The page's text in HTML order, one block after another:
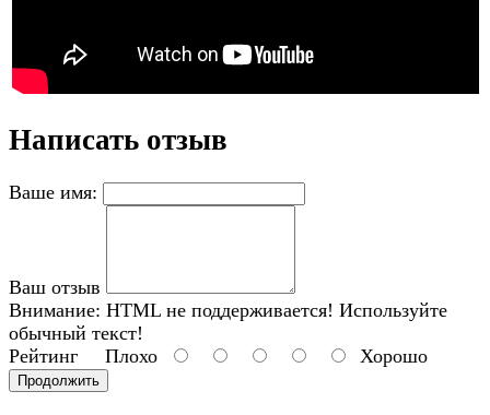
Написать отзыв
Ваше имя:
Ваш отзыв
Внимание: HTML не поддерживается! Используйте
обычный текст!
Рейтинг Плохо Хорошо
Продолжить